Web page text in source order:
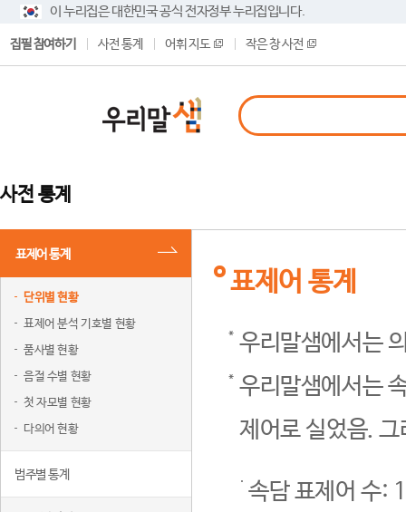
이 누리집은 대한민국 공식 전자정부 누리집입니다.
집필 참여하기 사전 통계 어휘 지도 작은 창 사전
사전 통계
표제어 통계
단위별 현황
표제어 분석 기호별 현황
품사별 현황
음절 수별 현황
첫 자모별 현황
다의어 현황
범주별 통계
표제어 통계
우리말샘에서는
우리말샘에서는
제어로 실었음.
속담 표제어 수: